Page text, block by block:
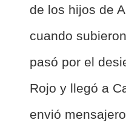
de los hijos de
cuando
pasó por el
Rojo y llegó a
envió